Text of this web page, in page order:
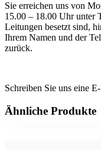
Sie erreichen uns von
15.00 – 18.00 Uhr unter
Leitungen besetzt sind,
Ihrem Namen und der
zurück.
Schreiben Sie uns eine
Ähnliche Produkte